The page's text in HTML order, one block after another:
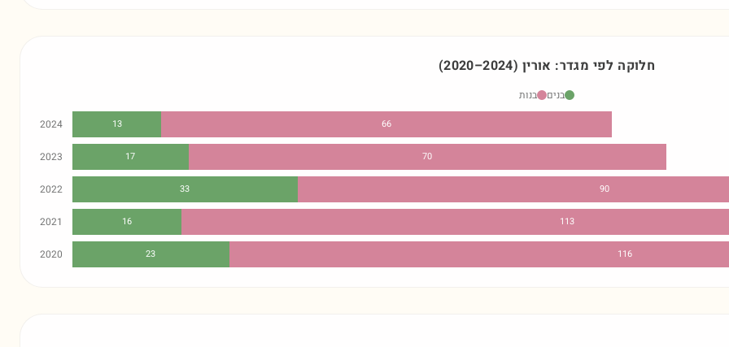
חלוקה לפי מגדר: אורין (2020–2024)
בנים
בנות
2024
13 66
2023 17 70
2022 33 90
2021 16 113
2020 23 116